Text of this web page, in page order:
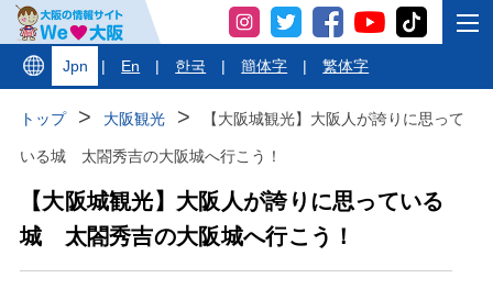
Jpn | En | 한국 | 簡体字 | 繁体字
トップ 大阪観光 【大阪城観光】大阪人が誇りに思って
いる城 太閤秀吉の大阪城へ行こう！
【大阪城観光】大阪人が誇りに思っている
城 太閤秀吉の大阪城へ行こう！